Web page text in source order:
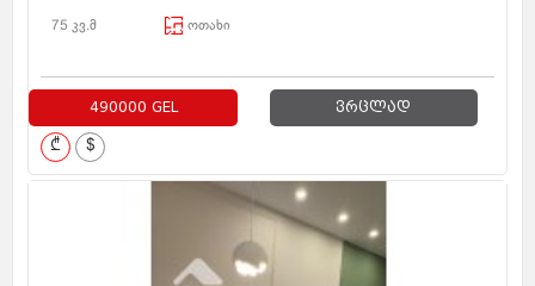
75 კვ.მ ოთახი
490000 GEL ვრცლად
₾ $